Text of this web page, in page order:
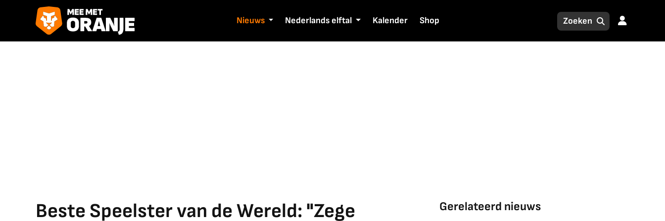
Nieuws Nederlands elftal Kalender Shop
Beste Speelster van de Wereld: "Zege Gerelateerd nieuws